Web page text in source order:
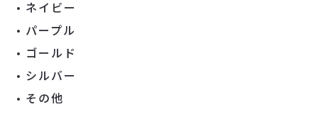
ネイビー
パープル
ゴールド
シルバー
その他